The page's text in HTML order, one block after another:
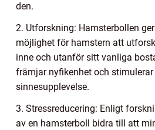
den.
2. Utforskning: Hamsterbollen
möjlighet för hamstern att
inne och utanför sitt vanliga
främjar nyfikenhet och stimulerar
sinnesupplevelse.
3. Stressreducering: Enligt
av en hamsterboll bidra till att